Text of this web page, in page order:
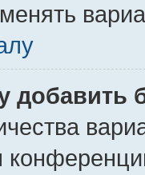
добавить